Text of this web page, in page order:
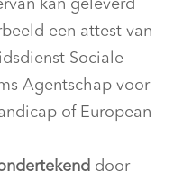
kan geleverd
een attest van
Sociale
Agentschap voor
of European
door